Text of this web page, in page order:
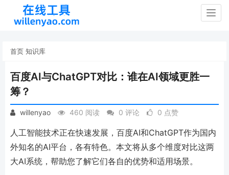
首页 知识库
百度AI与ChatGPT对比：谁在AI领域更胜一
筹？
willenyao 460 阅读 0 评论 0 点赞
人工智能技术正在快速发展，百度AI和ChatGPT作为国内
外知名的AI平台，各有特色。本文将从多个维度对比这两
大AI系统，帮助您了解它们各自的优势和适用场景。